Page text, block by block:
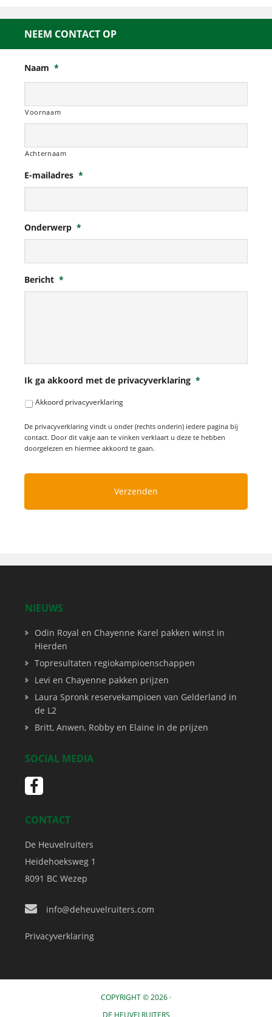
NEEM CONTACT OP
Naam *
Voornaam
Achternaam
E-mailadres *
Onderwerp *
Bericht *
Ik ga akkoord met de privacyverklaring *
Akkoord privacyverklaring
De privacyverklaring vindt u onder (rechts onderin) iedere pagina bij
contact. Door dit vakje aan te vinken verklaart u deze te hebben
doorgelezen en hiermee akkoord te gaan.
NIEUWS
Odin Royal en Chayenne Karel pakken winst in
Hierden
Topresultaten regiokampioenschappen
Levi en Chayenne pakken prijzen
Laura Spronk reservekampioen van Gelderland in
de L2
Britt, Anwen, Robby en Elaine in de prijzen
SOCIAL MEDIA
CONTACT
De Heuvelruiters
Heidehoeksweg 1
8091 BC Wezep
info@deheuvelruiters.com
Privacyverklaring
COPYRIGHT © 2026 ·